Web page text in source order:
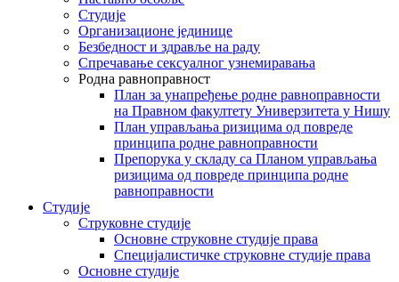
Студије
Организационе јединице
Безбедност и здравље на раду
Спречавање сексуалног узнемиравања
Родна равноправност
План за унапређење родне равноправности
на Правном факултету Универзитета у Нишу
План управљања ризицима од повреде
принципа родне равноправности
Препорука у складу са Планом управљања
ризицима од повреде принципа родне
равноправности
Студије
Струковне студије
Основне струковне студије права
Специјалистичке струковне студије права
Основне студије